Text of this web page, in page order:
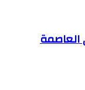
العاصمة